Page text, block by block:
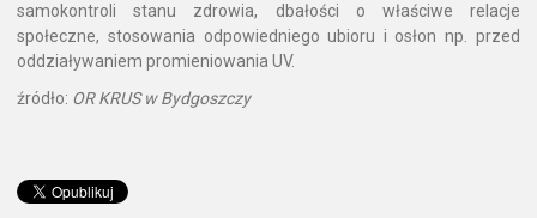
samokontroli stanu zdrowia, dbałości o właściwe relacje
społeczne, stosowania odpowiedniego ubioru i osłon np. przed
oddziaływaniem promieniowania UV.
źródło: OR KRUS w Bydgoszczy